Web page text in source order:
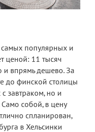
самых популярных и
ценой: 11 тысяч
и впрямь дешево. За
до финской столицы
завтраком, но и
Само собой, в цену
спланирован,
в Хельсинки